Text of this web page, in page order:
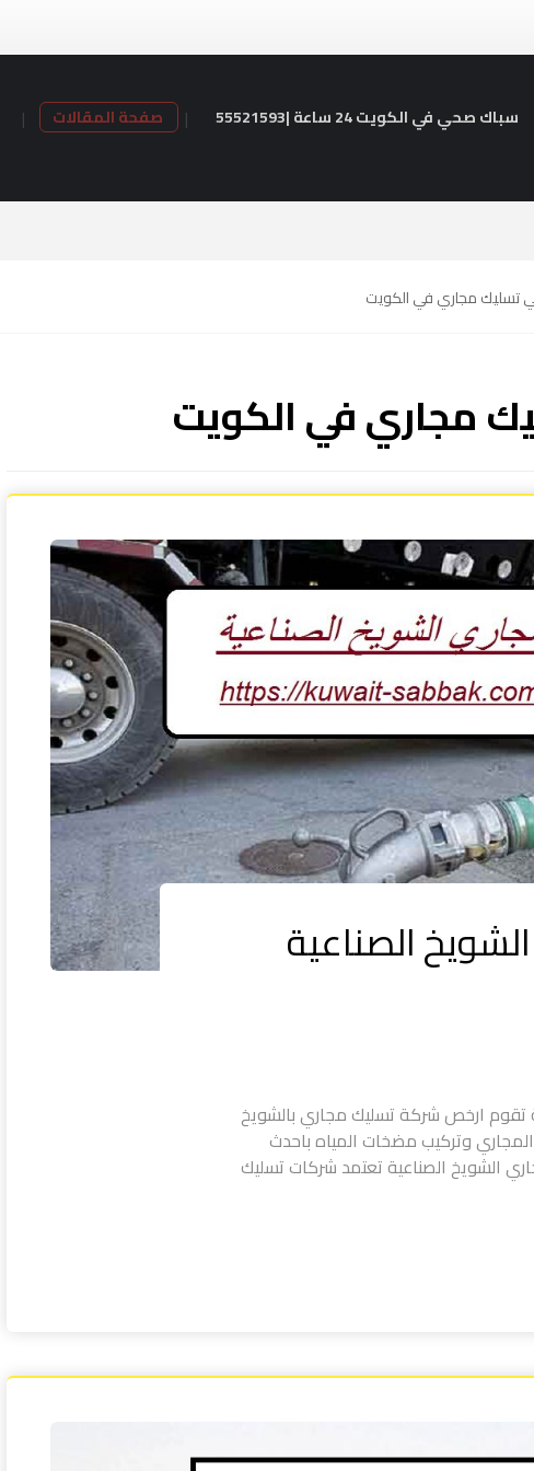
سباك صحي في الكويت 24 ساعة |55521593 صفحة المقالات
مجاري في الكويت
مجاري في الكويت
الصناعية
تقوم ارخص شركة تسليك مجاري بالشويخ
وتركيب مضخات المياه باحدث
الشويخ الصناعية تعتمد شركات تسليك